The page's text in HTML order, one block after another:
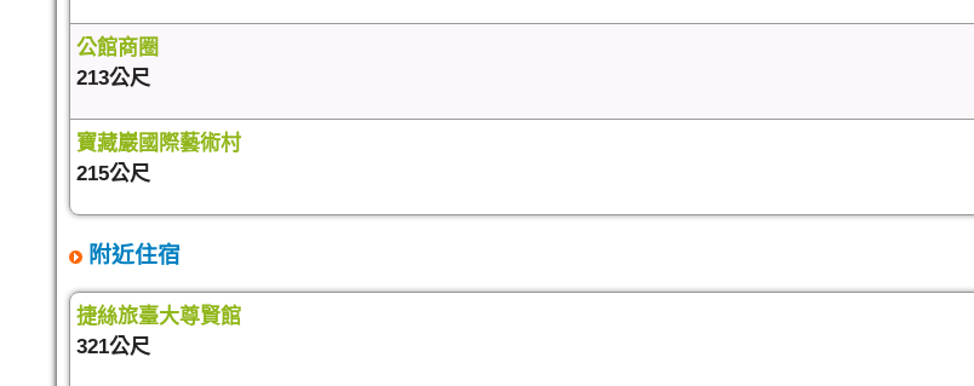
公館商圈
213公尺
寶藏巖國際藝術村
215公尺
附近住宿
捷絲旅臺大尊賢館
321公尺